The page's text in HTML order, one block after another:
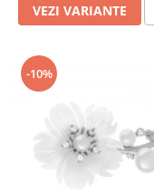
VEZI VARIANTE
-10%